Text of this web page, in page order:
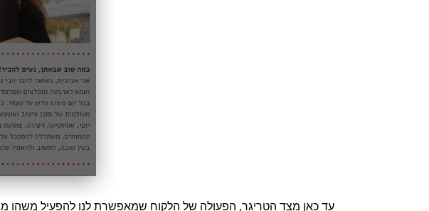
עד כאן מצד הטריגר, הפעולה של הלקוח שמאפשרת לנו להפעיל משהו